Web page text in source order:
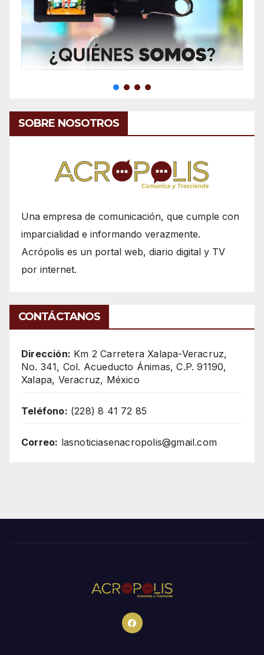
SOBRE NOSOTROS
Una empresa de comunicación, que cumple con
imparcialidad e informando verazmente.
Acrópolis es un portal web, diario digital y TV
por internet.
CONTÁCTANOS
Dirección: Km 2 Carretera Xalapa-Veracruz,
No. 341, Col. Acueducto Ánimas, C.P. 91190,
Xalapa, Veracruz, México
Teléfono: (228) 8 41 72 85
Correo: lasnoticiasenacropolis@gmail.com